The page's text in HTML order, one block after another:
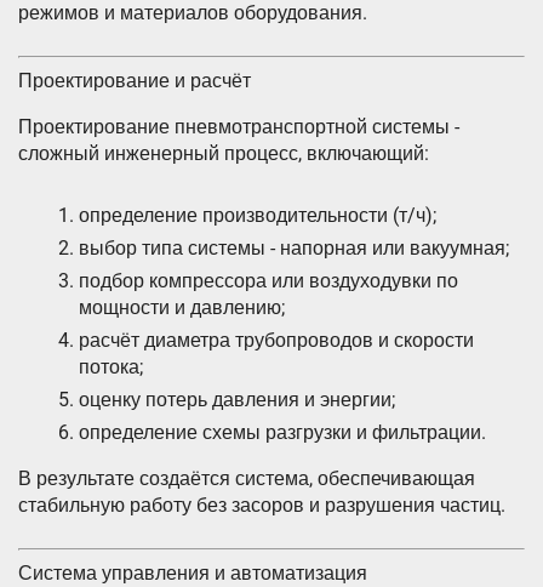
режимов и материалов оборудования.
Проектирование и расчёт
Проектирование пневмотранспортной системы -
сложный инженерный процесс, включающий:
определение производительности (т/ч);
выбор типа системы - напорная или вакуумная;
подбор компрессора или воздуходувки по
мощности и давлению;
расчёт диаметра трубопроводов и скорости
потока;
оценку потерь давления и энергии;
определение схемы разгрузки и фильтрации.
В результате создаётся система, обеспечивающая
стабильную работу без засоров и разрушения частиц.
Система управления и автоматизация